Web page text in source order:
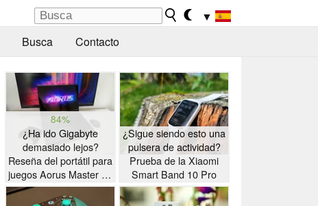
▼
Busca Contacto
84%
¿Ha ido Gigabyte
demasiado lejos?
Reseña del portátil para
juegos Aorus Master 16
con AMD Zen 5
¿Sigue siendo esto una
pulsera de actividad?
Prueba de la Xiaomi
Smart Band 10 Pro